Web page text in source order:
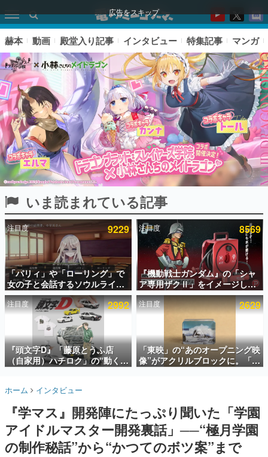
広告をスキップ
ピックアップ
電ファミのいま読まれている記事ランキング
アプリセール情報
インタビュー
連載・特集一覧
殿堂入り記事
SNS拡散数が数千以上！ ページビュー数万以上！ などな
ど。多くの人々に読まれた、電ファミ渾身の“殿堂入り”記
事をまとめました。
名作ゲームクリエイターの方々に製作時のエピソードをお
きます。
赫本
この物語を解いてはいけない。『赫本』は、〈試験問題〉
の形をした短編ホラー小説集です。
赫本 動画 殿堂入り記事 インタビュー 特集記事 マンガ
いま読まれている記事
注目度 9229
「パリィ」や「ローリング」で
女の子と会話するソウルライク
恋愛ゲーム『小早川さんはソウ
ルライク』無料公開。返事に失
敗すると「YOU DIED」
注目度 8569
『機動戦士ガンダム』の「シャ
ア専用ザクⅡ」をイメージした
散水ホースリールが予約開始。
本体にはシャアのパーソナルマ
ークやジオン公国軍のエンブレ
ム、型式番号などを配置
注目度 2992
『頭文字D』「藤原とうふ店
（自家用）ハチロク」の“動くテ
ィッシュケース”が買えるポップ
ガの舞台である群馬の「イオン
ら8月20日までの期間限定で開
催予定
注目度 2629
「東映」の“あのオープニング映
像”がアクリルブロックに。「東
映ヒストリカル グッズコレクシ
ホーム インタビュー
『学マス』開発陣にたっぷり聞いた「学園
アイドルマスター開発裏話」──“極月学園
の制作秘話”から“かつてのボツ案”まで